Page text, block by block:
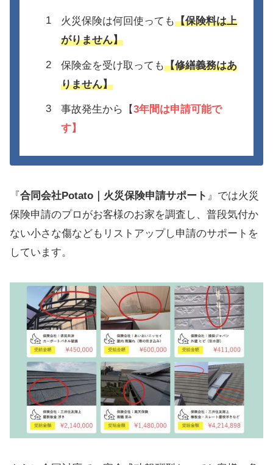
火災保険は何回使っても【保険料は上
がりません】
保険金を受け取っても【修繕義務はあ
りません】
事故発生から【3年間は申請可能で
す】
『 合同会社Potato｜火災保険申請サポート 』では火災
保険申請のプロがお客様のお家を調査し、普段気付か
ない小さな傷などもリストアップし申請のサポートを
しています。